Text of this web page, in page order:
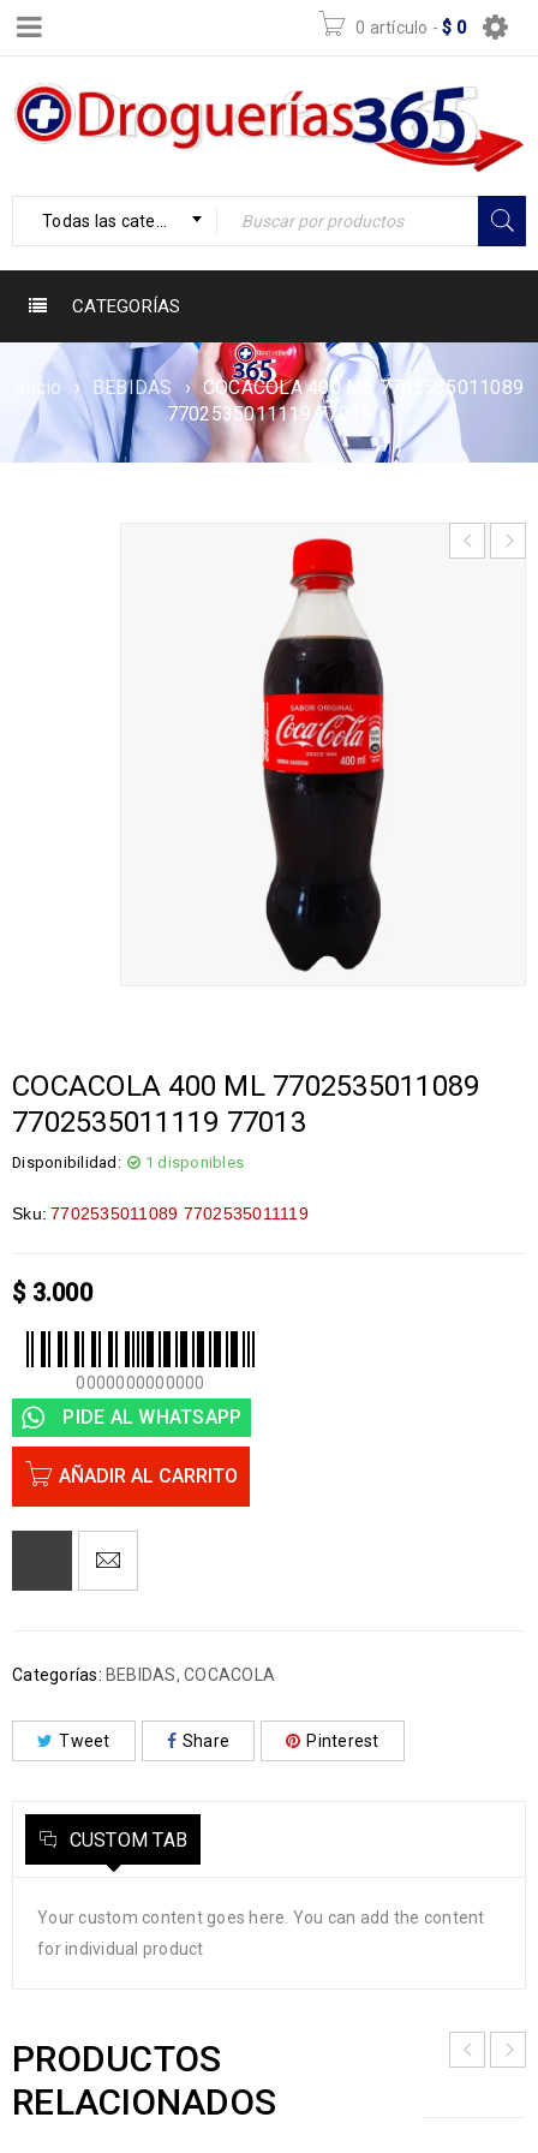
0 artículo - $ 0
Todas las categorías
CATEGORÍAS
Inicio › BEBIDAS › COCACOLA 400 ML 7702535011089
7702535011119 77013
COCACOLA 400 ML 7702535011089
7702535011119 77013
Disponibilidad: 1 disponibles
Sku: 7702535011089 7702535011119
$3.000
0000000000000
PIDE AL WHATSAPP
AÑADIR AL CARRITO
Categorías: BEBIDAS, COCACOLA
Tweet Share Pinterest
CUSTOM TAB
Your custom content goes here. You can add the content
for individual product
PRODUCTOS
RELACIONADOS